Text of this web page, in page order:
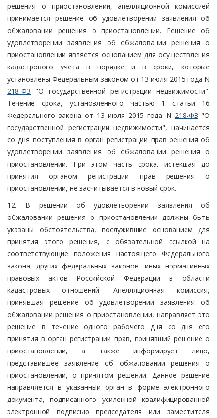
решения о приостановлении, апелляционной комиссией
принимается решение об удовлетворении заявления об
обжаловании решения о приостановлении. Решение об
удовлетворении заявления об обжаловании решения о
приостановлении является основанием для осуществления
кадастрового учета в порядке и в сроки, которые
установлены Федеральным законом от 13 июля 2015 года N
218-ФЗ "О государственной регистрации недвижимости".
Течение срока, установленного частью 1 статьи 16
Федерального закона от 13 июля 2015 года N 218-ФЗ "О
государственной регистрации недвижимости", начинается
со дня поступления в орган регистрации прав решения об
удовлетворении заявления об обжаловании решения о
приостановлении. При этом часть срока, истекшая до
принятия органом регистрации прав решения о
приостановлении, не засчитывается в новый срок.
12. В решении об удовлетворении заявления об
обжаловании решения о приостановлении должны быть
указаны обстоятельства, послужившие основанием для
принятия этого решения, с обязательной ссылкой на
соответствующие положения настоящего Федерального
закона, других федеральных законов, иных нормативных
правовых актов Российской Федерации в области
кадастровых отношений. Апелляционная комиссия,
принявшая решение об удовлетворении заявления об
обжаловании решения о приостановлении, направляет это
решение в течение одного рабочего дня со дня его
принятия в орган регистрации прав, принявший решение о
приостановлении, а также информирует лицо,
представившее заявление об обжаловании решения о
приостановлении, о принятом решении. Данное решение
направляется в указанный орган в форме электронного
документа, подписанного усиленной квалифицированной
электронной подписью председателя или заместителя